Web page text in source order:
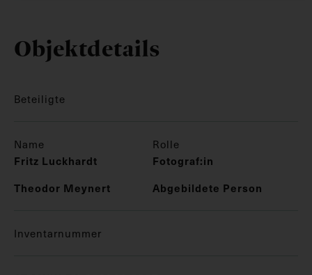
Objektdetails
Beteiligte
Name Rolle
Fritz Luckhardt
Fotograf:in
Theodor Meynert
Abgebildete Person
Inventarnummer